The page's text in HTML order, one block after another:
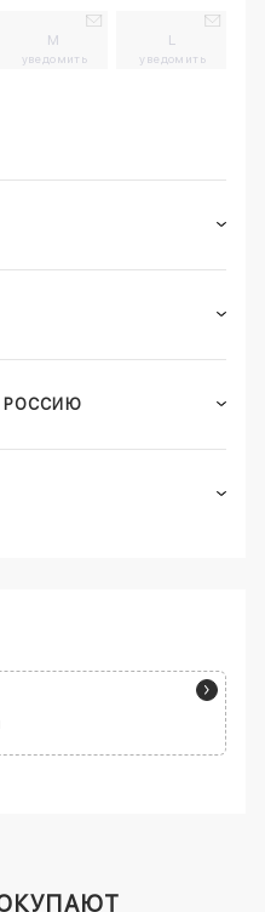
M
уведомить
L
уведомить
РОССИЮ